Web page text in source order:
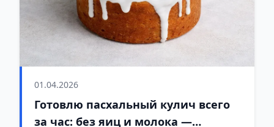
01.04.2026
Готовлю пасхальный кулич всего
за час: без яиц и молока —